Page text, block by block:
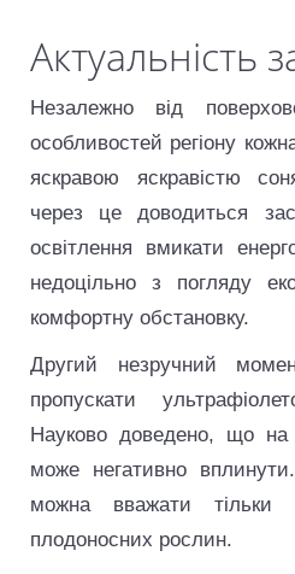
Актуальність
Незалежно від
особливостей регіону
яскравою яскравістю
через це доводиться
освітлення вмикати
недоцільно з погляду
комфортну обстановку.
Другий незручний
пропускати
Науково доведено, що
може негативно
можна вважати тільки
плодоносних рослин.